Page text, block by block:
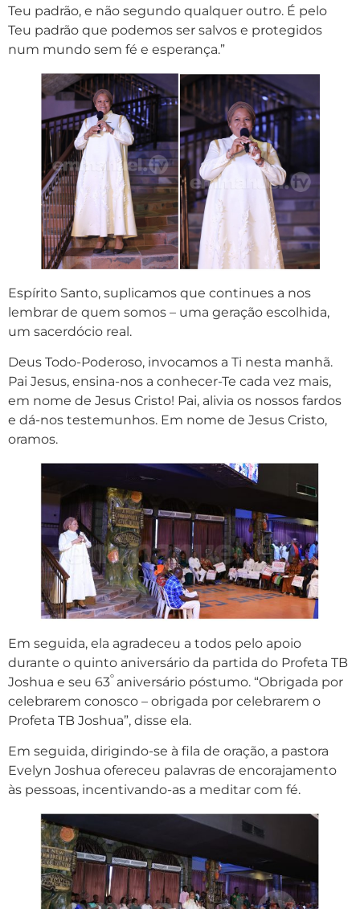
Teu padrão, e não segundo qualquer outro. É pelo
Teu padrão que podemos ser salvos e protegidos
num mundo sem fé e esperança.”
Espírito Santo, suplicamos que continues a nos
lembrar de quem somos – uma geração escolhida,
um sacerdócio real.
Deus Todo-Poderoso, invocamos a Ti nesta manhã.
Pai Jesus, ensina-nos a conhecer-Te cada vez mais,
em nome de Jesus Cristo! Pai, alivia os nossos fardos
e dá-nos testemunhos. Em nome de Jesus Cristo,
oramos.
Em seguida, ela agradeceu a todos pelo apoio
durante o quinto aniversário da partida do Profeta TB
Joshua e seu 63º aniversário póstumo. “Obrigada por
celebrarem conosco – obrigada por celebrarem o
Profeta TB Joshua”, disse ela.
Em seguida, dirigindo-se à fila de oração, a pastora
Evelyn Joshua ofereceu palavras de encorajamento
às pessoas, incentivando-as a meditar com fé.